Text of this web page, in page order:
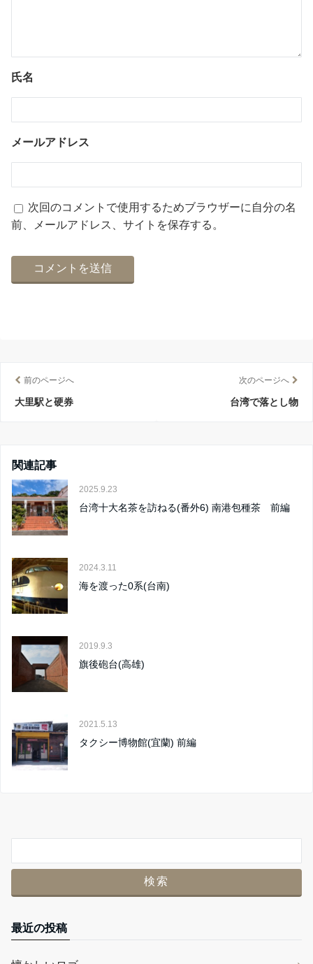
氏名
メールアドレス
次回のコメントで使用するためブラウザーに自分の名
前、メールアドレス、サイトを保存する。
前のページへ
大里駅と硬券
次のページへ
台湾で落とし物
関連記事
2025.9.23
台湾十大名茶を訪ねる(番外6) 南港包種茶 前編
2024.3.11
海を渡った0系(台南)
2019.9.3
旗後砲台(高雄)
2021.5.13
タクシー博物館(宜蘭) 前編
最近の投稿